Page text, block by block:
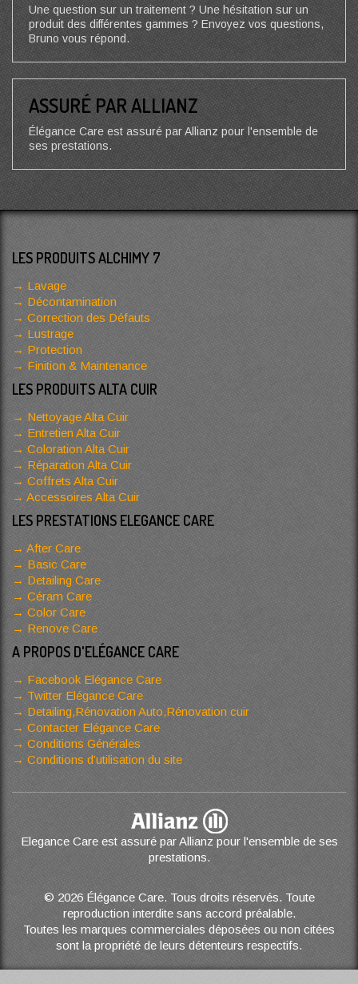
Une question sur un traitement ? Une hésitation sur un
produit des différentes gammes ? Envoyez vos questions,
Bruno vous répond.
ASSURÉ PAR ALLIANZ
Élégance Care est assuré par Allianz pour l'ensemble de
ses prestations.
LES PRODUITS ALCHIMY 7
Lavage
Décontamination
Correction des Défauts
Lustrage
Protection
Finition & Maintenance
LES PRODUITS ALTA CUIR
Nettoyage Alta Cuir
Entretien Alta Cuir
Coloration Alta Cuir
Réparation Alta Cuir
Coffrets Alta Cuir
Accessoires Alta Cuir
LES PRESTATIONS ELEGANCE CARE
After Care
Basic Care
Detailing Care
Céram Care
Color Care
Renove Care
A PROPOS D'ELÉGANCE CARE
Facebook Elégance Care
Twitter Elégance Care
Detailing,Rénovation Auto,Rénovation cuir
Contacter Elégance Care
Conditions Générales
Conditions d’utilisation du site
Elegance Care est assuré par Allianz pour l'ensemble de ses
prestations.
© 2026 Élégance Care. Tous droits réservés. Toute
reproduction interdite sans accord préalable.
Toutes les marques commerciales déposées ou non citées
sont la propriété de leurs détenteurs respectifs.